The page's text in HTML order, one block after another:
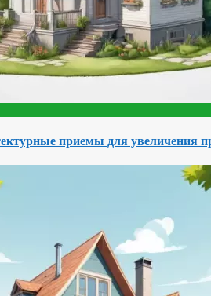
приемы для увеличения